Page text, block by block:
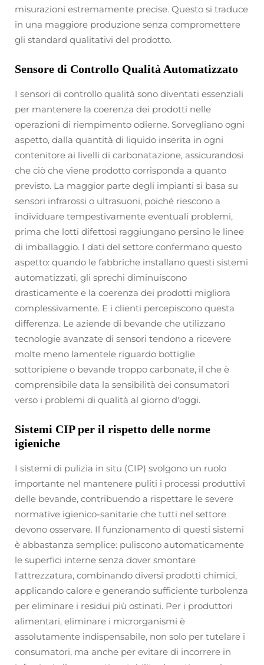
misurazioni estremamente precise. Questo si traduce
in una maggiore produzione senza compromettere
gli standard qualitativi del prodotto.
Sensore di Controllo Qualità Automatizzato
I sensori di controllo qualità sono diventati essenziali
per mantenere la coerenza dei prodotti nelle
operazioni di riempimento odierne. Sorvegliano ogni
aspetto, dalla quantità di liquido inserita in ogni
contenitore ai livelli di carbonatazione, assicurandosi
che ciò che viene prodotto corrisponda a quanto
previsto. La maggior parte degli impianti si basa su
sensori infrarossi o ultrasuoni, poiché riescono a
individuare tempestivamente eventuali problemi,
prima che lotti difettosi raggiungano persino le linee
di imballaggio. I dati del settore confermano questo
aspetto: quando le fabbriche installano questi sistemi
automatizzati, gli sprechi diminuiscono
drasticamente e la coerenza dei prodotti migliora
complessivamente. E i clienti percepiscono questa
differenza. Le aziende di bevande che utilizzano
tecnologie avanzate di sensori tendono a ricevere
molte meno lamentele riguardo bottiglie
sottoripiene o bevande troppo carbonate, il che è
comprensibile data la sensibilità dei consumatori
verso i problemi di qualità al giorno d'oggi.
Sistemi CIP per il rispetto delle norme
igieniche
I sistemi di pulizia in situ (CIP) svolgono un ruolo
importante nel mantenere puliti i processi produttivi
delle bevande, contribuendo a rispettare le severe
normative igienico-sanitarie che tutti nel settore
devono osservare. Il funzionamento di questi sistemi
è abbastanza semplice: puliscono automaticamente
le superfici interne senza dover smontare
l'attrezzatura, combinando diversi prodotti chimici,
applicando calore e generando sufficiente turbolenza
per eliminare i residui più ostinati. Per i produttori
alimentari, eliminare i microrganismi è
assolutamente indispensabile, non solo per tutelare i
consumatori, ma anche per evitare di incorrere in